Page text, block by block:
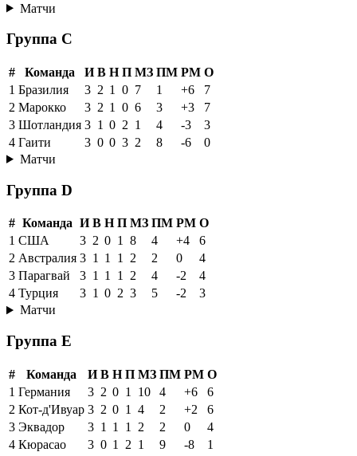
Матчи
Группа C
# Команда И В Н П МЗ ПМ РМ О
1 Бразилия 3 2 1 0 7 1 +6
7
2 Марокко 3 2 1 0 6 3 +3
7
3 Шотландия 3 1 0 2 1 4 -3
3
4 Гаити 3 0 0 3 2 8 -6
0
Матчи
Группа D
# Команда И В Н П МЗ ПМ РМ О
1 США 3 2 0 1 8 4 +4
6
2 Австралия 3 1 1 1 2 2 0
4
3 Парагвай 3 1 1 1 2 4 -2
4
4 Турция 3 1 0 2 3 5 -2
3
Матчи
Группа E
# Команда И В Н П МЗ ПМ РМ О
1 Германия 3 2 0 1 10 4 +6
6
2 Кот-д'Ивуар 3 2 0 1 4 2 +2
6
3 Эквадор 3 1 1 1 2 2 0
4
4 Кюрасао 3 0 1 2 1 9 -8
1